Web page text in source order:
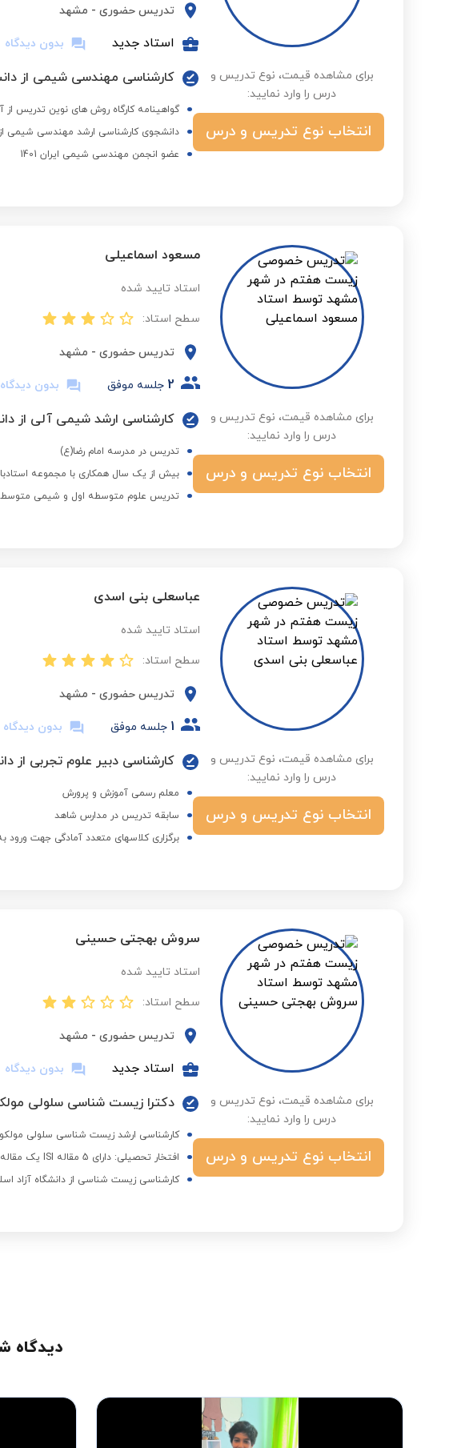
برای مشاهده قیمت، نوع تدریس و
درس را وارد نمایید:
انتخاب نوع تدریس و درس
تدریس حضوری - مشهد
استاد جدید بدون دیدگاه
کارشناسی مهندسی شیمی از
گواهینامه کارگاه روش های نوین تدریس از
دانشجوی کارشناسی ارشد مهندسی شیمی
عضو انجمن مهندسی شیمی ایران 1401
برای مشاهده قیمت، نوع تدریس و
درس را وارد نمایید:
انتخاب نوع تدریس و درس
مسعود اسماعیلی
استاد تایید شده
سطح استاد:
تدریس حضوری - مشهد
2 جلسه موفق بدون دیدگاه
کارشناسی ارشد شیمی آلی از
تدریس در مدرسه امام رضا(ع)
بیش از یک سال همکاری با مجموعه
تدریس علوم متوسطه اول و شیمی
برای مشاهده قیمت، نوع تدریس و
درس را وارد نمایید:
انتخاب نوع تدریس و درس
عباسعلی بنی اسدی
استاد تایید شده
سطح استاد:
تدریس حضوری - مشهد
1 جلسه موفق بدون دیدگاه
کارشناسی دبیر علوم تجربی از
معلم رسمی آموزش و پرورش
سابقه تدریس در مدارس شاهد
برگزاری کلاسهای متعدد آمادگی جهت ورود
برای مشاهده قیمت، نوع تدریس و
درس را وارد نمایید:
انتخاب نوع تدریس و درس
سروش بهجتی حسینی
استاد تایید شده
سطح استاد:
تدریس حضوری - مشهد
استاد جدید بدون دیدگاه
دکترا زیست شناسی سلولی
کارشناسی ارشد زیست شناسی سلولی
افتخار تحصیلی: دارای 5 مقاله ISI یک مقاله مروری و 2 مقاله ترویجی
کارشناسی زیست شناسی از دانشگاه آزاد
دیدگاه